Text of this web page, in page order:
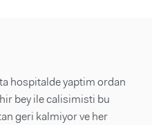
hospitalde yaptim ordan
bey ile calisimisti bu
geri kalmiyor ve her